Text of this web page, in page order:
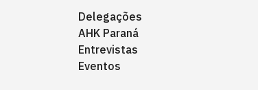
Delegações
AHK Paraná
Entrevistas
Eventos